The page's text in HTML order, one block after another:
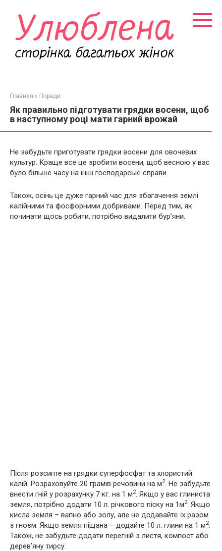
контенту
Главная » Поради
Як правильно підготувати грядки восени, щоб
в наступному році мати гарний врожай
Не забудьте приготувати грядки восени для овочевих
культур. Краще все це зробити восени, щоб весною у вас
було більше часу на інші господарські справи.
Також, осінь це дуже гарний час для збагачення землі
калійними та фосфорними добривами. Перед тим, як
починати щось робити, потрібно видалити бур’яни.
Після розсипте на грядки суперфосфат та хлористий
калій. Розраховуйте 20 грамів речовини на м2. Не забудьте
внести гній у розрахунку 7 кг. на 1 м2. Якщо у вас глиниста
земля, потрібно додати 10 л. річкового піску на 1м2. Якщо
кисла земля – вапно або золу, але не додавайте їх разом
з гноєм. Якщо земля піщана – додайте 10 л. глини на 1 м2.
Також, не забудьте додати перегній з листя, компост або
дерев’яну тирсу.